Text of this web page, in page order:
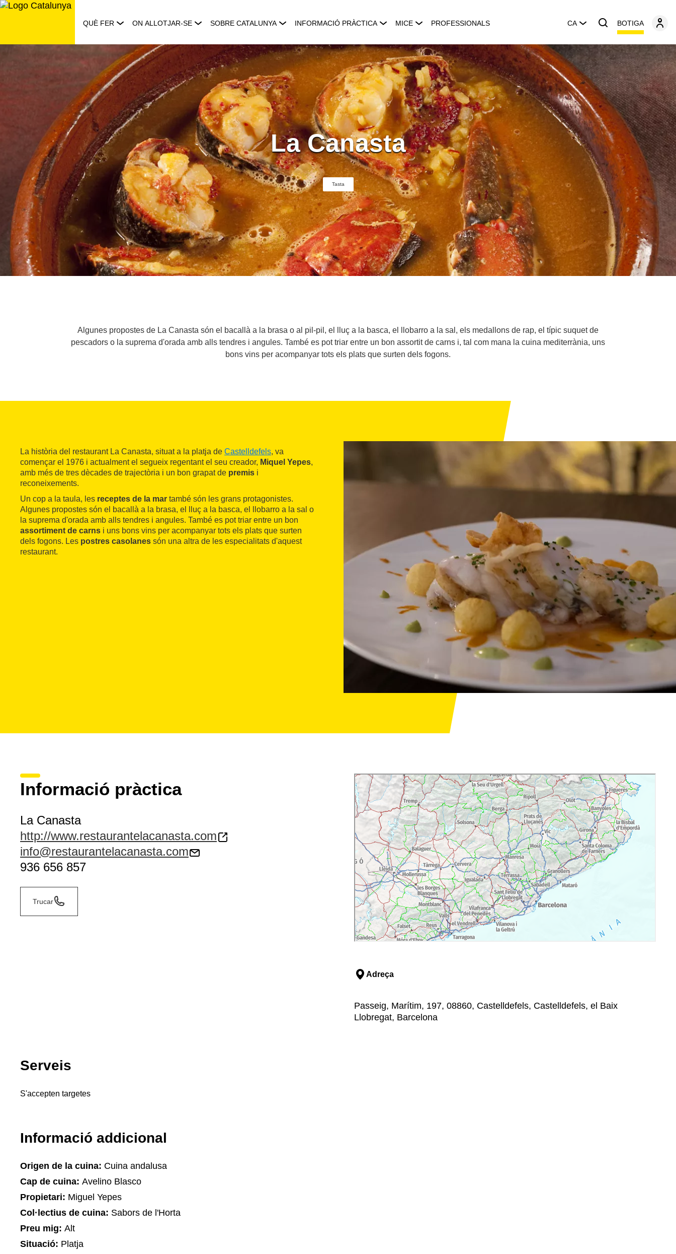
Saltar
QUÈ FER ON ALLOTJAR-SE SOBRE CATALUNYA INFORMACIÓ PRÀCTICA MICE PROFESSIONALS CA BOTIGA
La Canasta
Tasta
Algunes propostes de La Canasta són el bacallà a la brasa o al pil-pil, el lluç a la basca, el llobarro a la sal, els medallons de rap, el típic suquet de
pescadors o la suprema d'orada amb alls tendres i angules. També es pot triar entre un bon assortit de carns i, tal com mana la cuina mediterrània, uns
bons vins per acompanyar tots els plats que surten dels fogons.
La història del restaurant La Canasta, situat a la platja de Castelldefels, va
començar el 1976 i actualment el segueix regentant el seu creador, Miquel Yepes,
amb més de tres dècades de trajectòria i un bon grapat de premis i
reconeixements.
Un cop a la taula, les receptes de la mar també són les grans protagonistes.
Algunes propostes són el bacallà a la brasa, el lluç a la basca, el llobarro a la sal o
la suprema d'orada amb alls tendres i angules. També es pot triar entre un bon
assortiment de carns i uns bons vins per acompanyar tots els plats que surten
dels fogons. Les postres casolanes són una altra de les especialitats d'aquest
restaurant.
Informació pràctica
La Canasta
http://www.restaurantelacanasta.com
info@restaurantelacanasta.com
936 656 857
Trucar
Adreça
Passeig, Marítim, 197, 08860, Castelldefels, Castelldefels, el Baix
Llobregat, Barcelona
Serveis
S'accepten targetes
Informació addicional
Origen de la cuina: Cuina andalusa
Cap de cuina: Avelino Blasco
Propietari: Miguel Yepes
Col·lectius de cuina: Sabors de l'Horta
Preu mig: Alt
Situació: Platja